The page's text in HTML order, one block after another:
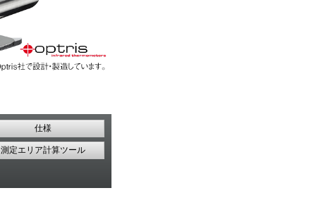
仕様
測定エリア計算ツール